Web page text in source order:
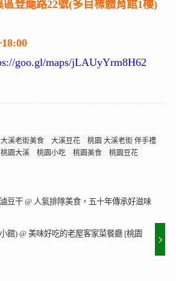
登龍路22號(多目標體育館1樓)
goo.gl/maps/jLAUyYrm8H62
大溪老街美食 大溪豆花
桃園 大溪老街 伴手禮
桃園大溪 桃園小吃 桃園美食
桃園豆花
豆干 @ 人氣排隊美食，五十年傳承好滋味
館) @ 美味好吃的老屋客家菜餐廳 [桃園